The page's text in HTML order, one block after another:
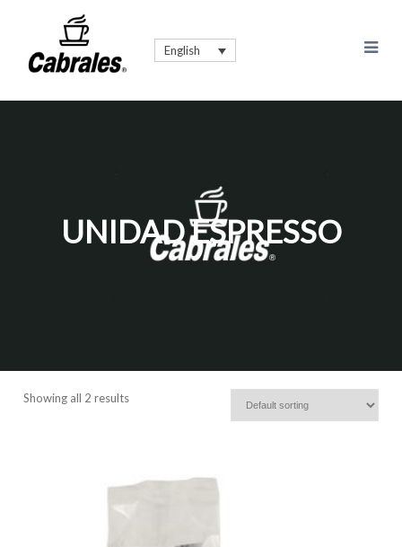
English
UNIDAD ESPRESSO
Showing all 2 results